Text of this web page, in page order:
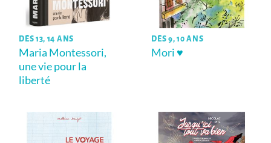
DÈS 13, 14 ANS
Maria Montessori,
une vie pour la
liberté
DÈS 9, 10 ANS
Mori ♥